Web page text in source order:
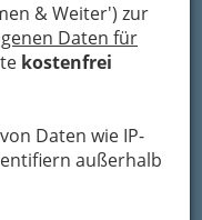
& Weiter') zur
Daten für
kostenfrei
Daten wie IP-
außerhalb